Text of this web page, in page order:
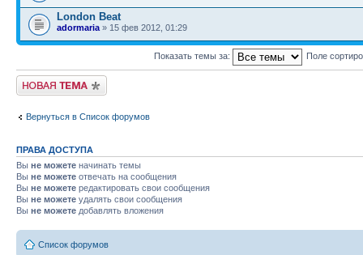
London Beat
adormaria » 15 фев 2012, 01:29
Показать темы за: Поле
Новая тема
Вернуться в Список форумов
ПРАВА ДОСТУПА
Вы не можете начинать темы
Вы не можете отвечать на сообщения
Вы не можете редактировать свои сообщения
Вы не можете удалять свои сообщения
Вы не можете добавлять вложения
Список форумов